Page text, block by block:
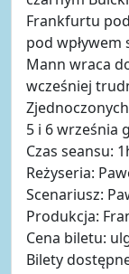
Frankfurtu
pod
Mann wraca
wcześniej
5 i 6 września
Czas seansu:
Reżyseria:
Scenariusz:
Produkcja:
Cena biletu:
Bilety